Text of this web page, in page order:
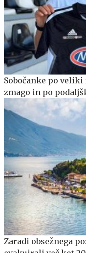
Sobočanke po
zmago in po
Zaradi obsežnega